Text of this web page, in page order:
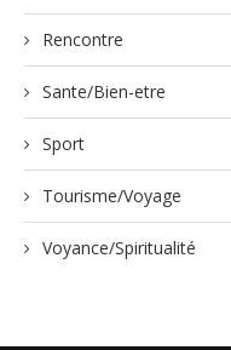
Rencontre
Sante/Bien-etre
Sport
Tourisme/Voyage
Voyance/Spiritualité